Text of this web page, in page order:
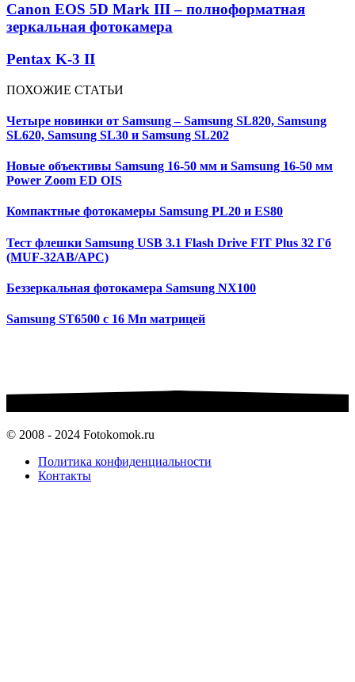
Canon EOS 5D Mark III – полноформатная
зеркальная фотокамера
Pentax K-3 II
ПОХОЖИЕ СТАТЬИ
Четыре новинки от Samsung – Samsung SL820, Samsung
SL620, Samsung SL30 и Samsung SL202
Новые объективы Samsung 16-50 мм и Samsung 16-50 мм
Power Zoom ED OIS
Компактные фотокамеры Samsung PL20 и ES80
Тест флешки Samsung USB 3.1 Flash Drive FIT Plus 32 Гб
(MUF-32AB/APC)
Беззеркальная фотокамера Samsung NX100
Samsung ST6500 с 16 Мп матрицей
© 2008 - 2024 Fotokomok.ru
Политика конфиденциальности
Контакты